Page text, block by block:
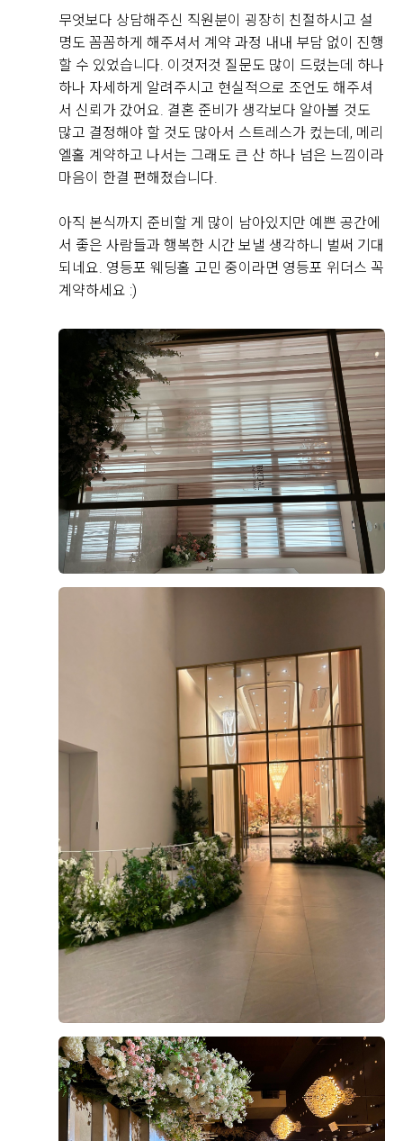
맛과 종류, 청결까지 모두 만족스러웠던 곳이라 안심하고
하객분들을 모실 수 있을 것 같습니다. 개인적으로는 해
산물과 회 코너가 가장 만족스러웠고, 전체적으로 재방문
의사가 있을 정도로 만족한 시식이었습니다.
식 당일의 이동 동선이었습니다.
아모르홀은 전체적으로 밝고 화사한 분위기라 처음 들어
갔을 때부터 마음에 들었습니다. 어두운 홀보다는 자연스
럽고 따뜻한 느낌의 예식을 원했는데, 아모르홀이 제가
생각했던 이미지와 잘 맞았습니다. 홀 내부도 깔끔하게
정돈된 느낌이었고, 사진이나 영상으로 보았을 때도 신랑
신부가 화사하게 나올 것 같았습니다.
서 예식장으로 이동하는 동선도 복잡하지 않아 좋았습니
다. 하객들의 이동과 신랑 신부의 동선이 비교적 편리하
게 구성되어 있다는 점도 계약을 결정하는 데 도움이 됐
습니다.
상담 과정에서는 궁금했던 부분을 하나씩 설명해 주셨고,
견적과 포함 사항도 이해하기 쉽게 안내받았습니다. 상담
분위기가 부담스럽지 않았고, 저희가 생각했던 조건과 견
적도 잘 맞아 최종적으로 계약하게 되었습니다. 실제 예
식일까지 남은 준비도 잘 진행해서 밝고 화사한 아모르홀
에서 만족스러운 결혼식을 올리고 싶습니다.
더 보기
+8
후기가 도움이 되었나요? 0
유희재, 신윤서 2026-08-03 3명 읽음
드디어 결혼식이 두 달 정도 앞으로 다가와서 웨딩홀 시
식을 하고 왔어요
사실 예식장을 계약할 때 가장 궁금했던 부분 중 하나가
바로 식사였는데, 직접 시식을 해보니 왜 하객분들이 식
사를 중요하게 생각하는지 알겠더라고요.
시식은 미리 예약 후 진행됐고, 직원분들께서 친절하게
안내해주셔서 편하게 둘러볼 수 있었어요.
연회장 내부도 넓고 깔끔하게 관리되어 있었고, 테이블
간격도 여유로워서 하객분들이 식사하시기에 불편함이
없을 것 같다는 생각이 들었습니다.
에 남았던 건 양갈비와 회였어요. 먼저 양갈비는 생각보
다 훨씬 부드러웠고 잡내가 전혀 느껴지지 않았어요. 육
즙도 풍부하고 고기가 촉촉해서 한입 먹자마자 "이건 꼭
다시 먹고 싶다"라는 생각이 들 정도였어요.
웨딩홀 음식이라고 해서 큰 기대를 하지 않았는데, 전문
레스토랑 못지않은 맛이라 정말 만족스러웠습니다.
그리고 회도 정말 인상적이었어요. 신선도가 좋아서 비린
맛이 전혀 없었고, 식감도 쫄깃해서 계속 손이 가더라고
요. 평소 회를 좋아하는 편인데, 하객분들도 충분히 만족
하실 것 같았어요. 다른 뷔페 메뉴들도 전체적으로 깔끔
하고 종류가 다양해서 남녀노소 누구나 맛있게 즐길 수
있을 것 같았습니다.
특히 부모님과 함께 시식을 진행했는데, 부모님께서도 음
식 퀄리티가 생각보다 좋다고 말씀하셔서 더욱 안심이 됐
어요. 결혼식을 준비하면서 하객분들 식사가 가장 신경
쓰이는 부분 중 하나였는데, 직접 먹어보니 걱정을 조금
덜 수 있었던 것 같습니다.
예식이 얼마 남지 않은 시점에서 웨딩홀 분위기와 연회장
까지 다시 둘러보니 결혼이 정말 실감 나더라고요. 두 달
뒤 이곳에서 소중한 분들을 모시고 식을 올린다고 생각하
더 보기
+8
후기가 도움이 되었나요? 0
전재영, 서혜연 2026-08-02 12명 읽음
결혼식이 얼마 남지 않아 위더스 영등포 웨딩홀 시식에
다녀왔습니다.
한식, 중식, 양식, 해산물, 샐러드 등 메뉴 구성이 다양했
고, 음식마다 맛의 편차가 크지 않아 전반적으로 만족스
러웠습니다.
디저트도 과일, 케이크, 떡 등 여러 종류가 준비되어 있어
까지 선택지가 다양하다는 점도 마음에 들었습니다.
직원분들께서 빈 접시도 빨리빨리 치워주시고, 음식이 부
족하지 않도록 수시로 확인해 주셔서 편안하게 식사할 수
있었습니다.
직접 시식해 보니 하객분들께 무리 없이 만족스러운 식사
더 보기
후기가 도움이 되었나요? 0
무엇보다 상담해주신 직원분이 굉장히 친절하시고 설
명도 꼼꼼하게 해주셔서 계약 과정 내내 부담 없이 진행
할 수 있었습니다. 이것저것 질문도 많이 드렸는데 하나
하나 자세하게 알려주시고 현실적으로 조언도 해주셔
서 신뢰가 갔어요. 결혼 준비가 생각보다 알아볼 것도
많고 결정해야 할 것도 많아서 스트레스가 컸는데, 메리
엘홀 계약하고 나서는 그래도 큰 산 하나 넘은 느낌이라
마음이 한결 편해졌습니다.
아직 본식까지 준비할 게 많이 남아있지만 예쁜 공간에
서 좋은 사람들과 행복한 시간 보낼 생각하니 벌써 기대
되네요. 영등포 웨딩홀 고민 중이라면 영등포 위더스 꼭
계약하세요 :)